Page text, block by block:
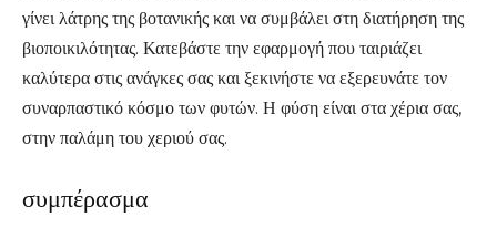
γίνει λάτρης της βοτανικής και να συμβάλει στη διατήρηση της
βιοποικιλότητας. Κατεβάστε την εφαρμογή που ταιριάζει
καλύτερα στις ανάγκες σας και ξεκινήστε να εξερευνάτε τον
συναρπαστικό κόσμο των φυτών. Η φύση είναι στα χέρια σας,
στην παλάμη του χεριού σας.
συμπέρασμα